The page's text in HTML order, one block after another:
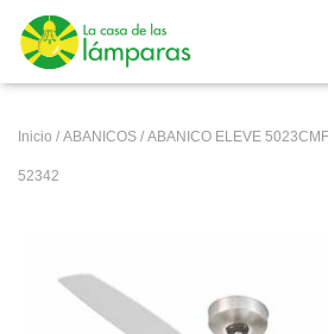
Inicio / ABANICOS / ABANICO ELEVE
52342